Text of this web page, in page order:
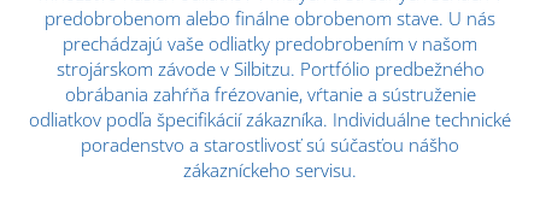
predobrobenom alebo finálne obrobenom stave. U nás
prechádzajú vaše odliatky predobrobením v našom
strojárskom závode v Silbitzu. Portfólio predbežného
obrábania zahŕňa frézovanie, vŕtanie a sústruženie
odliatkov podľa špecifikácií zákazníka. Individuálne technické
poradenstvo a starostlivosť sú súčasťou nášho
zákazníckeho servisu.